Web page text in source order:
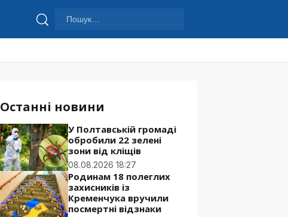
Пошук:
Останні новини
У Полтавській громаді
обробили 22 зелені
зони від кліщів
08.08.2026 18:27
Родинам 18 полеглих
захисників із
Кременчука вручили
посмертні відзнаки